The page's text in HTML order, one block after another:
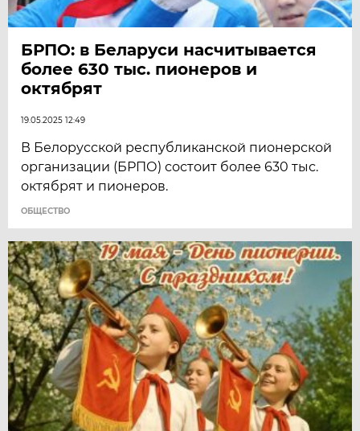
БРПО: в Беларуси насчитывается
более 630 тыс. пионеров и
октябрят
19.05.2025 12:49
В Белорусской республиканской пионерской
организации (БРПО) состоит более 630 тыс.
октябрят и пионеров.
ОБЩЕСТВО